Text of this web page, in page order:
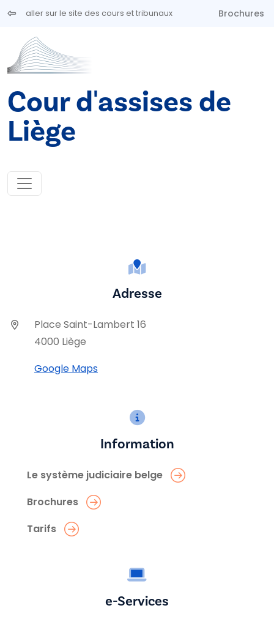
Aller au contenu principal
aller sur le site des cours et tribunaux Brochures
Cour d'assises de
Liège
Adresse
Place Saint-Lambert 16
4000 Liège
Google Maps
Information
Le système judiciaire belge
Brochures
Tarifs
e-Services